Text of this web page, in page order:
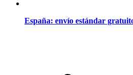
España: envío estándar